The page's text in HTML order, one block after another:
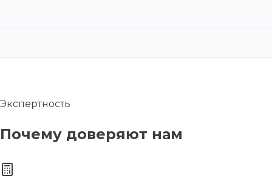
Экспертность
Почему доверяют нам